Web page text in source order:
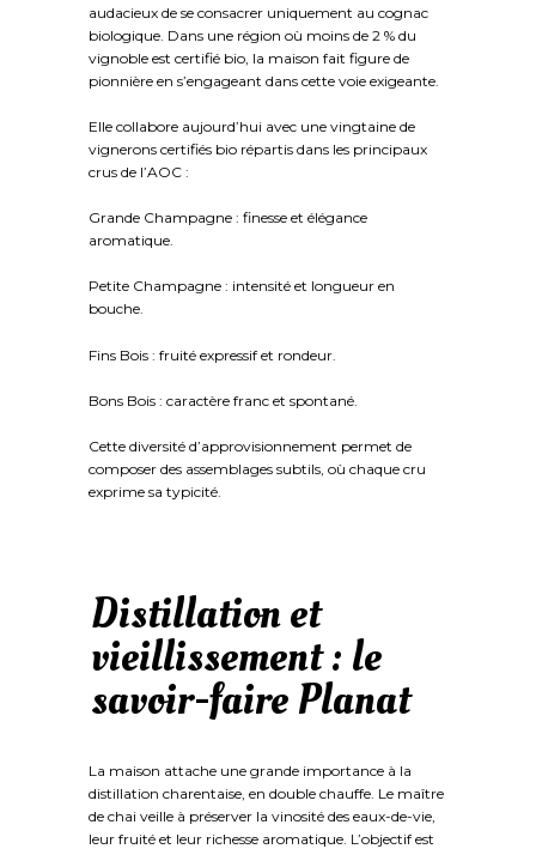
audacieux de se consacrer uniquement au cognac
biologique. Dans une région où moins de 2 % du
vignoble est certifié bio, la maison fait figure de
pionnière en s’engageant dans cette voie exigeante.
Elle collabore aujourd’hui avec une vingtaine de
vignerons certifiés bio répartis dans les principaux
crus de l’AOC :
Grande Champagne : finesse et élégance
aromatique.
Petite Champagne : intensité et longueur en
bouche.
Fins Bois : fruité expressif et rondeur.
Bons Bois : caractère franc et spontané.
Cette diversité d’approvisionnement permet de
composer des assemblages subtils, où chaque cru
exprime sa typicité.
Distillation et
vieillissement : le
savoir-faire Planat
La maison attache une grande importance à la
distillation charentaise, en double chauffe. Le maître
de chai veille à préserver la vinosité des eaux-de-vie,
leur fruité et leur richesse aromatique. L’objectif est